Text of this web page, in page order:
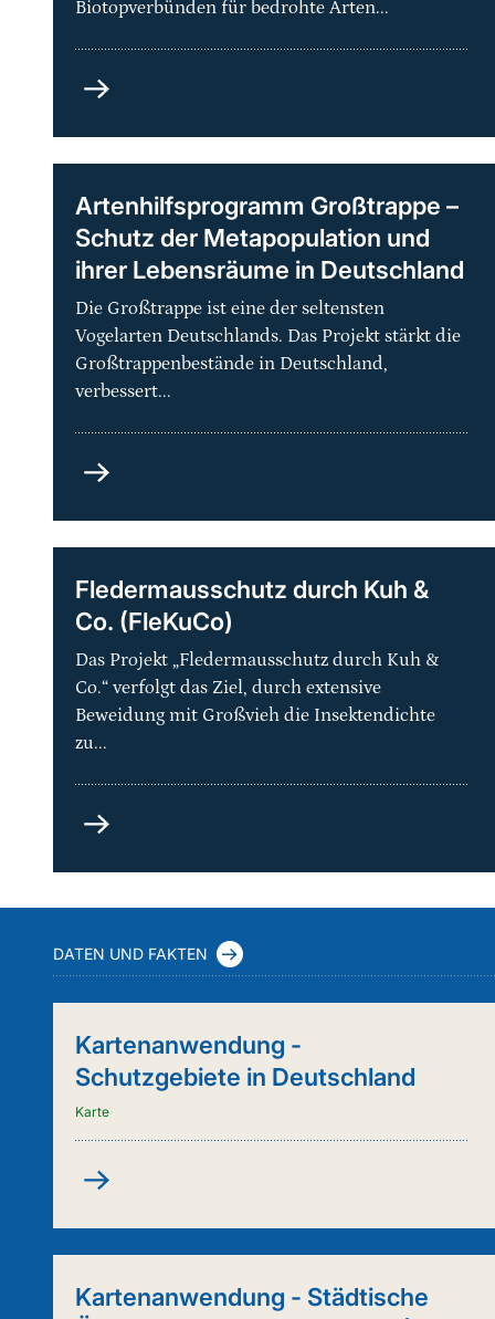
Biotopverbünden für bedrohte Arten...
Grüne
-
Praxisorientierte
im
ökologischen
Trassenmanagement
Artenhilfsprogramm Großtrappe –
Schutz der Metapopulation und
ihrer Lebensräume in Deutschland
Die Großtrappe ist eine der seltensten
Vogelarten Deutschlands. Das Projekt stärkt die
Großtrappenbestände in Deutschland,
verbessert...
Artenhilfsprogramm
–
Schutz
Metapopulation
und
ihrer
Lebensräume
in
Deutschland
Fledermausschutz durch Kuh &
Co. (FleKuCo)
Das Projekt „Fledermausschutz durch Kuh &
Co.“ verfolgt das Ziel, durch extensive
Beweidung mit Großvieh die Insektendichte
zu...
Fledermausschutz
Kuh
(FleKuCo)
DATEN UND FAKTEN
Kartenanwendung -
Schutzgebiete in Deutschland
Karte
Kartenanwendung
Schutzgebiete
in
Kartenanwendung - Städtische